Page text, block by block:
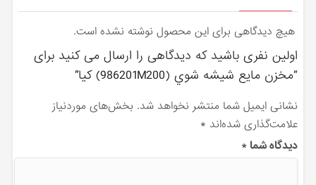
هیچ دیدگاهی برای این محصول نوشته نشده است.
اولین نفری باشید که دیدگاهی را ارسال می کنید برای
“مخزن مايع شيشه شوي (986201M200) کیا”
نشانی ایمیل شما منتشر نخواهد شد. بخش‌های موردنیاز
علامت‌گذاری شده‌اند *
دیدگاه شما*